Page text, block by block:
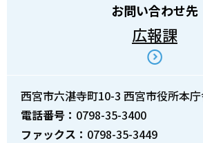
お問い合わせ先
広報課
西宮市六湛寺町10-3 西宮市役所本
電話番号： 0798-35-3400
ファックス： 0798-35-3449